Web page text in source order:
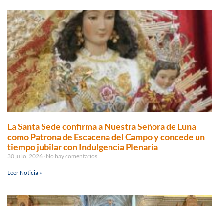
La Santa Sede confirma a Nuestra Señora de Luna
como Patrona de Escacena del Campo y concede un
tiempo jubilar con Indulgencia Plenaria
30 julio, 2026 No hay comentarios
Leer Noticia »